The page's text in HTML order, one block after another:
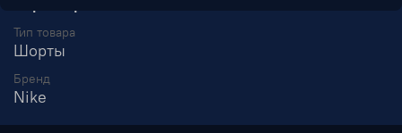
Тип товара
Шорты
Бренд
Nike